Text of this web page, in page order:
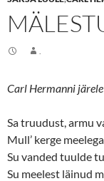
Carl Hermanni järele
Sa truudust, armu
Mull’ kerge
Su vanded tuulde
Su meelest läinud